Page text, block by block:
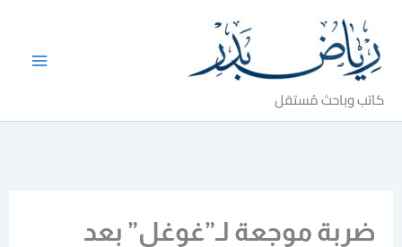
المحتوى
كاتب وباحث مُستقل
ضربة موجعة لـ”غوغل” بعد